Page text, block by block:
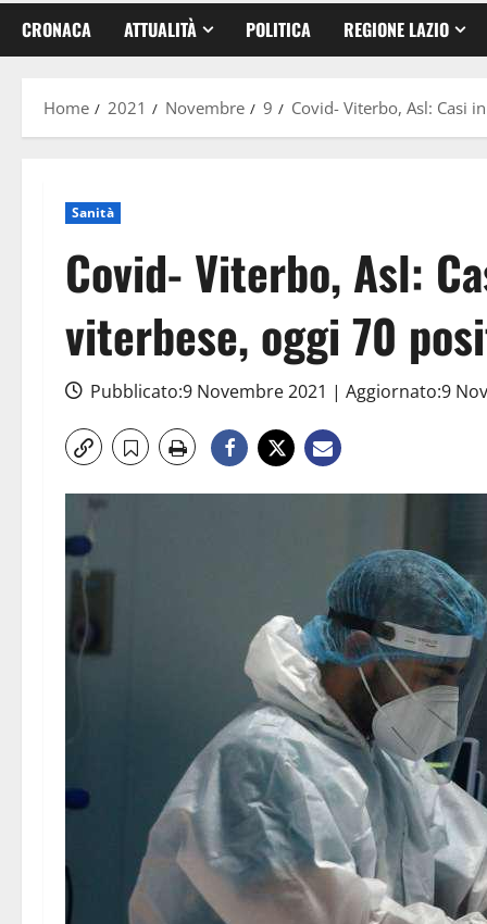
CRONACA ATTUALITÀ POLITICA REGIONE LAZIO
Home 2021 Novembre 9 Covid- Viterbo, Asl: Casi
Sanità
Covid- Viterbo, Asl:
viterbese, oggi 70
Pubblicato:9 Novembre 2021 | Aggiornato:9